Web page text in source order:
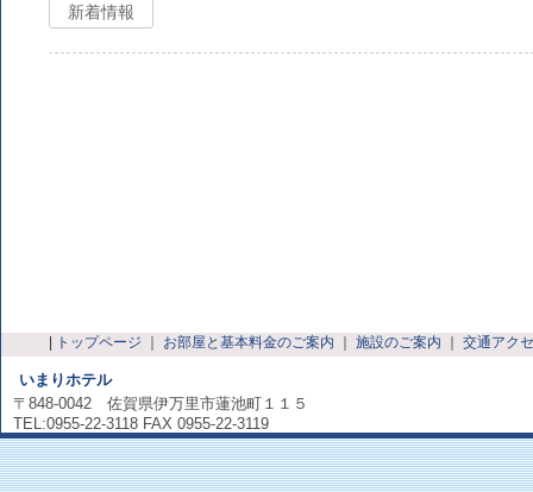
新着情報
| トップページ ｜ お部屋と基本料金のご案内 ｜ 施設のご案内 ｜ 交通アク
いまりホテル
〒848-0042 佐賀県伊万里市蓮池町１１５
TEL:0955-22-3118 FAX 0955-22-3119